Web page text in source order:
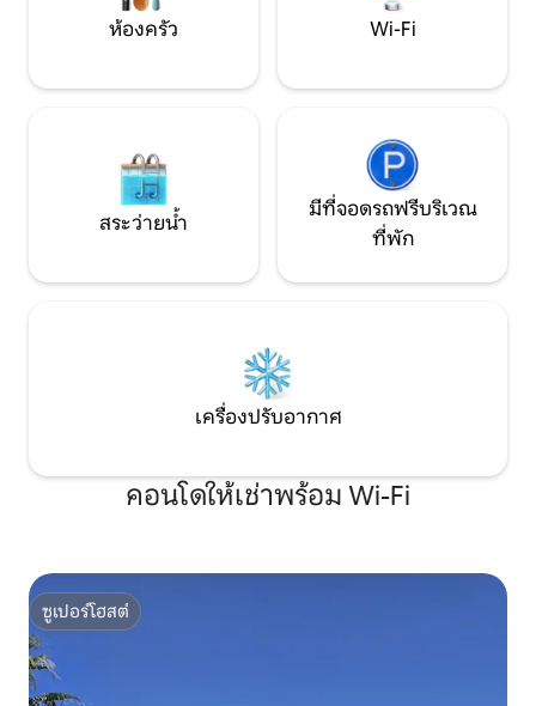
ห้องครัว Wi-Fi
สระว่ายน้ำ
มีที่จอดรถฟรีบริเวณ
ที่พัก
เครื่องปรับอากาศ
คอนโดให้เช่าพร้อม Wi-Fi
ซูเปอร์โฮสต์
ซูเปอร์โฮสต์